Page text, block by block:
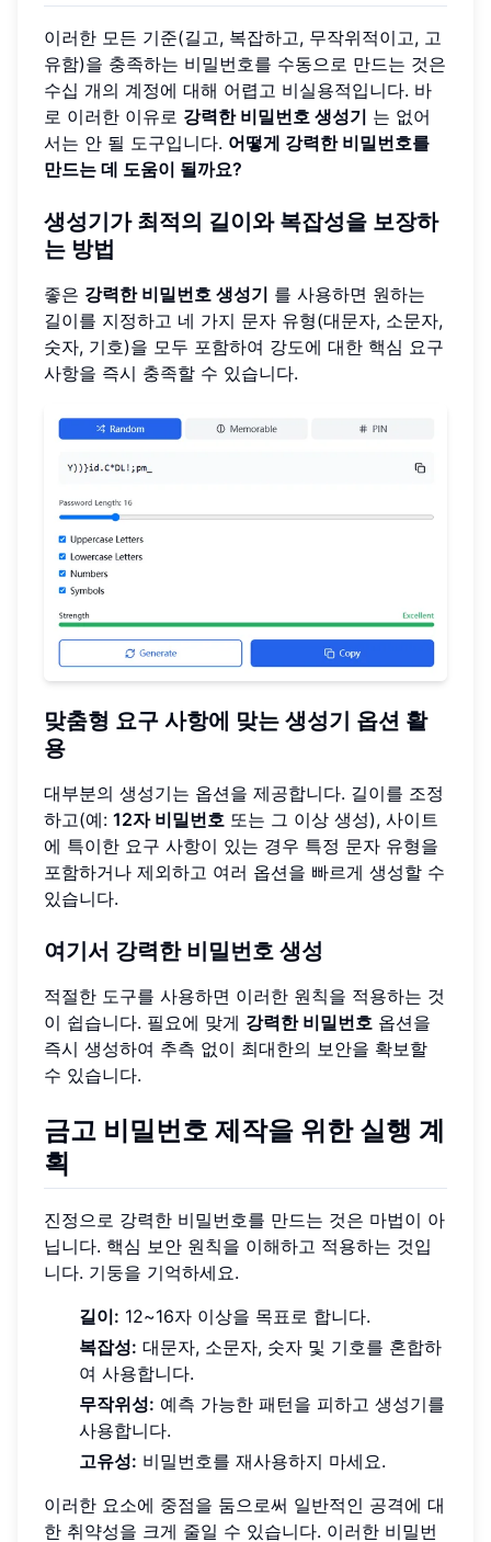
이러한 모든 기준(길고, 복잡하고, 무작위적이고, 고
유함)을 충족하는 비밀번호를 수동으로 만드는 것은
수십 개의 계정에 대해 어렵고 비실용적입니다. 바
로 이러한 이유로 강력한 비밀번호 생성기 는 없어
서는 안 될 도구입니다. 어떻게 강력한 비밀번호를
만드는 데 도움이 될까요?
생성기가 최적의 길이와 복잡성을 보장하
는 방법
좋은 강력한 비밀번호 생성기 를 사용하면 원하는
길이를 지정하고 네 가지 문자 유형(대문자, 소문자,
숫자, 기호)을 모두 포함하여 강도에 대한 핵심 요구
사항을 즉시 충족할 수 있습니다.
맞춤형 요구 사항에 맞는 생성기 옵션 활
용
대부분의 생성기는 옵션을 제공합니다. 길이를 조정
하고(예: 12자 비밀번호 또는 그 이상 생성), 사이트
에 특이한 요구 사항이 있는 경우 특정 문자 유형을
포함하거나 제외하고 여러 옵션을 빠르게 생성할 수
있습니다.
여기서 강력한 비밀번호 생성
적절한 도구를 사용하면 이러한 원칙을 적용하는 것
이 쉽습니다. 필요에 맞게 강력한 비밀번호 옵션을
즉시 생성하여 추측 없이 최대한의 보안을 확보할
수 있습니다.
금고 비밀번호 제작을 위한 실행 계
획
진정으로 강력한 비밀번호를 만드는 것은 마법이 아
닙니다. 핵심 보안 원칙을 이해하고 적용하는 것입
니다. 기둥을 기억하세요.
길이: 12~16자 이상을 목표로 합니다.
복잡성: 대문자, 소문자, 숫자 및 기호를 혼합하
여 사용합니다.
무작위성: 예측 가능한 패턴을 피하고 생성기를
사용합니다.
고유성: 비밀번호를 재사용하지 마세요.
이러한 요소에 중점을 둠으로써 일반적인 공격에 대
한 취약성을 크게 줄일 수 있습니다. 이러한 비밀번